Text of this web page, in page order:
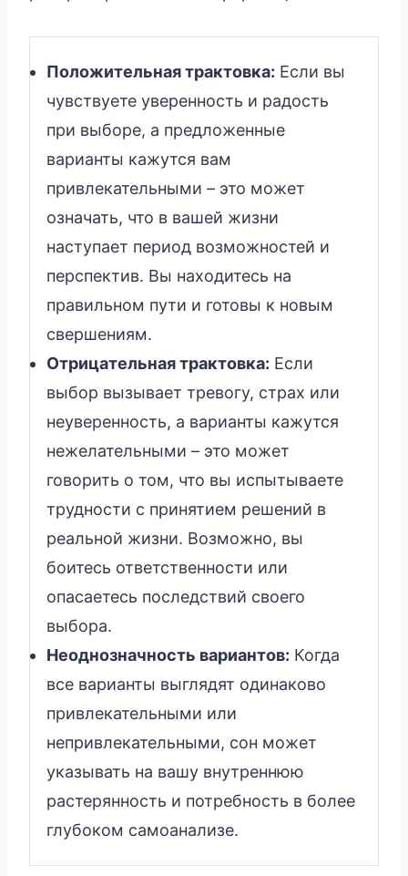
Положительная трактовка: Если вы
чувствуете уверенность и радость
при выборе, а предложенные
варианты кажутся вам
привлекательными – это может
означать, что в вашей жизни
наступает период возможностей и
перспектив. Вы находитесь на
правильном пути и готовы к новым
свершениям.
Отрицательная трактовка: Если
выбор вызывает тревогу, страх или
неуверенность, а варианты кажутся
нежелательными – это может
говорить о том, что вы испытываете
трудности с принятием решений в
реальной жизни. Возможно, вы
боитесь ответственности или
опасаетесь последствий своего
выбора.
Неоднозначность вариантов: Когда
все варианты выглядят одинаково
привлекательными или
непривлекательными, сон может
указывать на вашу внутреннюю
растерянность и потребность в более
глубоком самоанализе.